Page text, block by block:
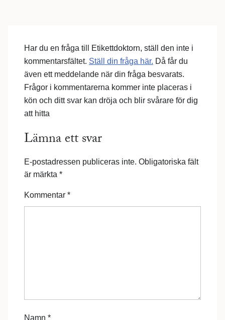
Har du en fråga till Etikettdoktorn, ställ den inte i
kommentarsfältet. Ställ din fråga här. Då får du
även ett meddelande när din fråga besvarats.
Frågor i kommentarerna kommer inte placeras i
kön och ditt svar kan dröja och blir svårare för dig
att hitta
Lämna ett svar
E-postadressen publiceras inte. Obligatoriska fält
är märkta *
Kommentar *
Namn *